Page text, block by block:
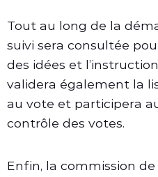
Tout au long de la
suivi sera consultée
des idées et
validera également la
au vote et participera
contrôle des votes.
Enfin, la commission